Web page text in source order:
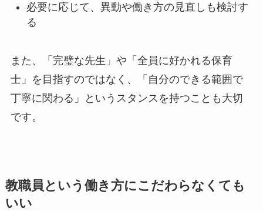
必要に応じて、異動や働き方の見直しも検討す
る
また、「完璧な先生」や「全員に好かれる保育
士」を目指すのではなく、「自分のできる範囲で
丁寧に関わる」というスタンスを持つことも大切
です。
教職員という働き方にこだわらなくても
いい